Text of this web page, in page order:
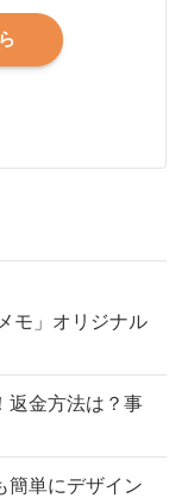
モ」オリジナル
返金方法は？事
簡単にデザイン